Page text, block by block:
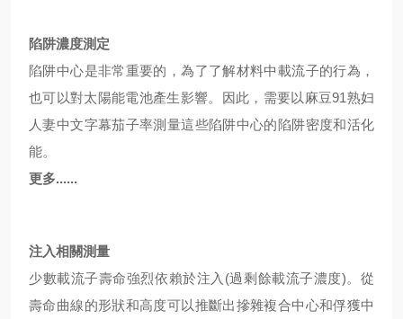
陷阱濃度測定
陷阱中心是非常重要的，為了了解材料中載流子的行為，
也可以對太陽能電池產生影響。因此，需要以麻豆91熟妇
人妻中文字幕茄子率測量這些陷阱中心的陷阱密度和活化
能。
更多......
注入相關測量
少數載流子壽命強烈依賴於注入(過剩餘載流子濃度)。從
壽命曲線的形狀和高度可以推斷出摻雜複合中心和俘獲中